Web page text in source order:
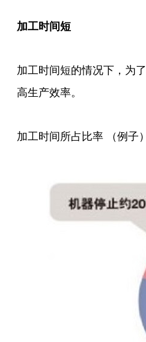
加工时间短
加工时间短的情况下，为
高生产效率。
加工时间所占比率 （例子